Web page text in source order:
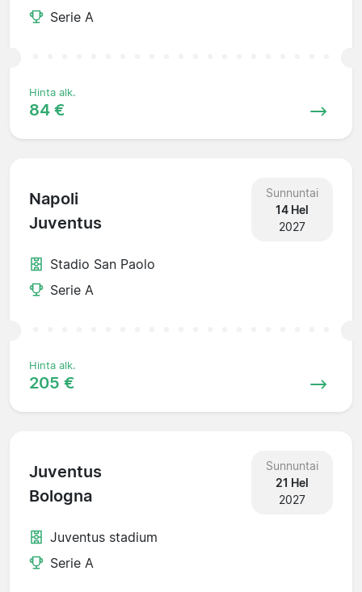
Serie A
Hinta alk.
84 €
Napoli
Juventus
Sunnuntai
14 Hel
2027
Stadio San Paolo
Serie A
Hinta alk.
205 €
Juventus
Bologna
Sunnuntai
21 Hel
2027
Juventus stadium
Serie A